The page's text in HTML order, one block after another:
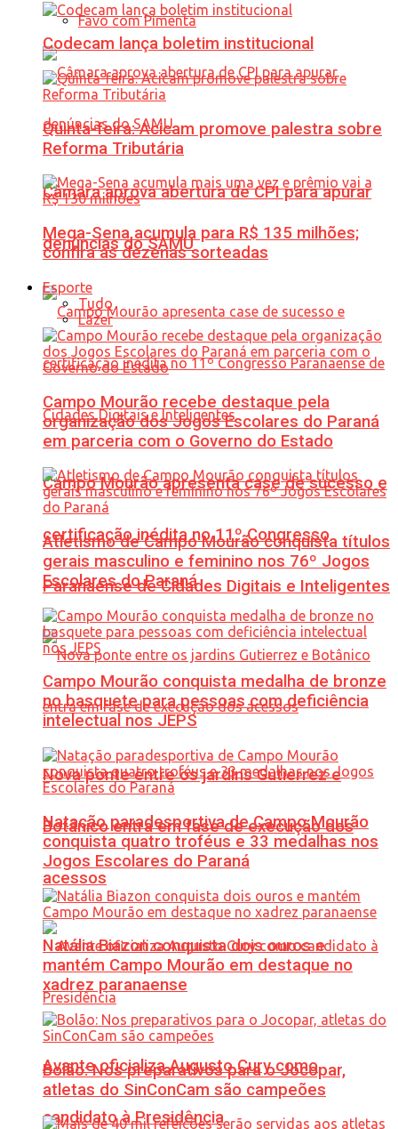
Favo com Pimenta
Câmara aprova abertura de CPI para apurar
denúncias do SAMU
Campo Mourão apresenta case de sucesso e
certificação inédita no 11º Congresso
Paranaense de Cidades Digitais e Inteligentes
Nova ponte entre os jardins Gutierrez e
Botânico entra em fase de execução dos
acessos
Avante oficializa Augusto Cury como
candidato à Presidência
Codecam lança boletim institucional
Quinta-feira: Acicam promove palestra sobre
Reforma Tributária
Mega-Sena acumula para R$ 135 milhões;
confira as dezenas sorteadas
Esporte
Tudo
Lazer
Campo Mourão recebe destaque pela
organização dos Jogos Escolares do Paraná
em parceria com o Governo do Estado
Atletismo de Campo Mourão conquista títulos
gerais masculino e feminino nos 76º Jogos
Escolares do Paraná
Campo Mourão conquista medalha de bronze
no basquete para pessoas com deficiência
intelectual nos JEPS
Natação paradesportiva de Campo Mourão
conquista quatro troféus e 33 medalhas nos
Jogos Escolares do Paraná
Natália Biazon conquista dois ouros e
mantém Campo Mourão em destaque no
xadrez paranaense
Bolão: Nos preparativos para o Jocopar,
atletas do SinConCam são campeões